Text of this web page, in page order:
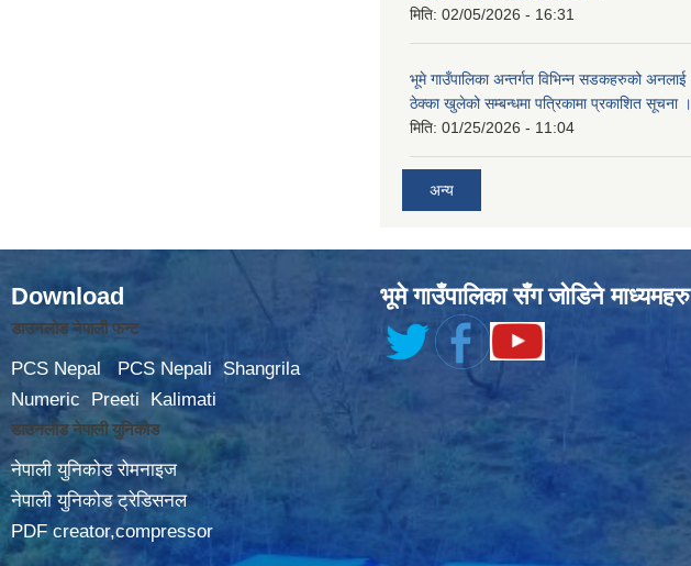
मिति: 02/05/2026 - 16:31
भूमे गाउँपालिका अन्तर्गत विभिन्न सडकहरुको अनलाई
ठेक्का खुलेको सम्बन्धमा पत्रिकामा प्रकाशित सूचना ।
मिति: 01/25/2026 - 11:04
अन्य
Download
डाउनलोड नेपाली फन्ट
PCS Nepal PCS Nepali
Shangrila
Numeric
Preeti Kalimati
डाउनलोड नेपाली युनिकोड
नेपाली युनिकोड रोमनाइज
नेपाली युनिकोड ट्रेडिसनल
PDF creator,compressor
भूमे गाउँपालिका सँग जोडिने माध्यमहरु